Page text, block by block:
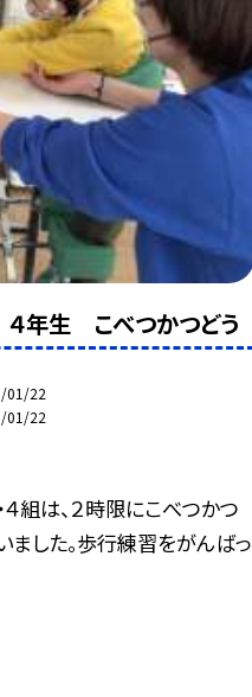
年生 こべつかつどう
01/22
01/22
４組は、２時限にこべつかつ
ました。歩行練習をがんばっ